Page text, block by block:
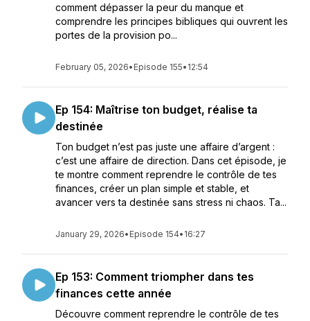
comment dépasser la peur du manque et
comprendre les principes bibliques qui ouvrent les
portes de la provision po...
February 05, 2026• Episode 155• 12:54
Ep 154: Maîtrise ton budget, réalise ta
destinée
Ton budget n’est pas juste une affaire d’argent :
c’est une affaire de direction. Dans cet épisode, je
te montre comment reprendre le contrôle de tes
finances, créer un plan simple et stable, et
avancer vers ta destinée sans stress ni chaos. Ta...
January 29, 2026• Episode 154• 16:27
Ep 153: Comment triompher dans tes
finances cette année
Découvre comment reprendre le contrôle de tes